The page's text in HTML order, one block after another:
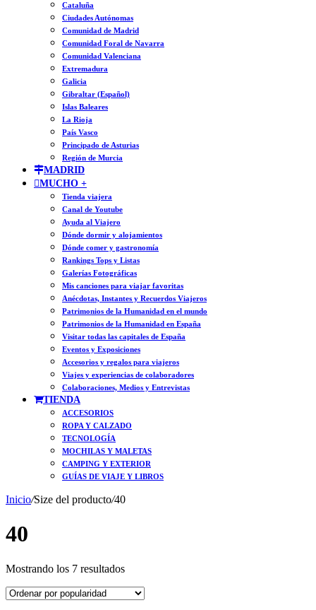
Cataluña
Ciudades Autónomas
Comunidad de Madrid
Comunidad Foral de Navarra
Comunidad Valenciana
Extremadura
Galicia
Gibraltar (Español)
Islas Baleares
La Rioja
País Vasco
Principado de Asturias
Región de Murcia
MADRID
MUCHO +
Tienda viajera
Canal de Youtube
Ayuda al Viajero
Dónde dormir y alojamientos
Dónde comer y gastronomía
Rankings Tops y Listas
Galerías Fotográficas
Mis canciones para viajar favoritas
Anécdotas, Instantes y Recuerdos Viajeros
Patrimonios de la Humanidad en el mundo
Patrimonios de la Humanidad en España
Visitar todas las capitales de España
Eventos y Exposiciones
Accesorios y regalos para viajeros
Viajes y experiencias de colaboradores
Colaboraciones, Medios y Entrevistas
TIENDA
ACCESORIOS
ROPA Y CALZADO
TECNOLOGÍA
MOCHILAS Y MALETAS
CAMPING Y EXTERIOR
GUÍAS DE VIAJE Y LIBROS
Inicio/Size del producto/40
40
Mostrando los 7 resultadosOrdenado
popularidad